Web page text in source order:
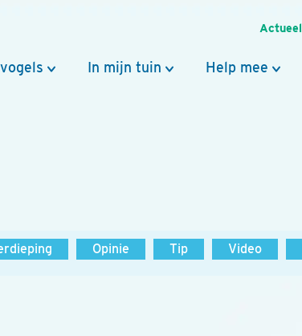
Actueel
In mijn tuin Help mee
Opinie Tip Video